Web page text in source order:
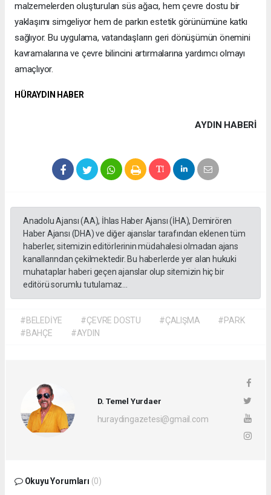
malzemelerden oluşturulan süs ağacı, hem çevre dostu bir
yaklaşımı simgeliyor hem de parkın estetik görünümüne katkı
sağlıyor. Bu uygulama, vatandaşların geri dönüşümün önemini
kavramalarına ve çevre bilincini artırmalarına yardımcı olmayı
amaçlıyor.
HÜRAYDIN HABER
AYDIN HABERİ
Anadolu Ajansı (AA), İhlas Haber Ajansı (İHA), Demirören
Haber Ajansı (DHA) ve diğer ajanslar tarafından eklenen tüm
haberler, sitemizin editörlerinin müdahalesi olmadan ajans
kanallarından çekilmektedir. Bu haberlerde yer alan hukuki
muhataplar haberi geçen ajanslar olup sitemizin hiç bir
editörü sorumlu tutulamaz...
#BELEDİYE #ÇEVRE DOSTU #ÇALIŞMA
#PARK
#BAHÇE
#AYDIN
D. Temel Yurdaer
huraydingazetesi@gmail.com
Okuyu Yorumları (0)